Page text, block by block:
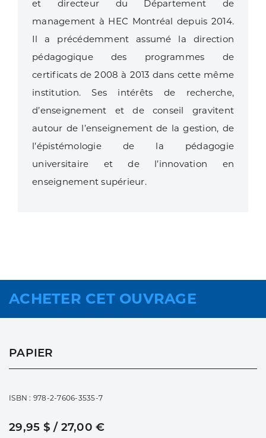
et directeur du Département de
management à HEC Montréal depuis 2014.
Il a précédemment assumé la direction
pédagogique des programmes de
certificats de 2008 à 2013 dans cette même
institution. Ses intérêts de recherche,
d’enseignement et de conseil gravitent
autour de l’enseignement de la gestion, de
l’épistémologie de la pédagogie
universitaire et de l’innovation en
enseignement supérieur.
ACHETER CET OUVRAGE
PAPIER
ISBN : 978-2-7606-3535-7
29,95 $ / 27,00 €